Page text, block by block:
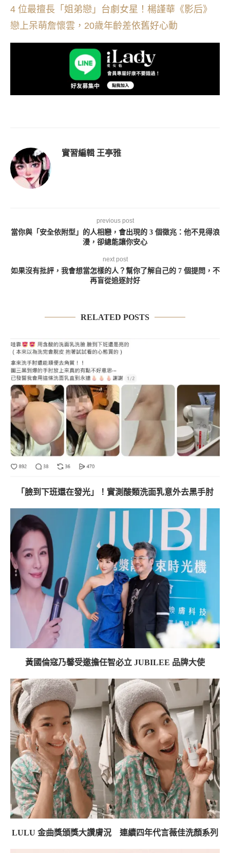
4 位最擅長「姐弟戀」台劇女星！楊謹華《影后》
戀上呆萌詹懷雲，20歲年齡差依舊好心動
實習編輯 王亭雅
previous post
當你與「安全依附型」的人相戀，會出現的 3 個徵兆：他不見得浪
漫，卻總能讓你安心
next post
如果沒有批評，我會想當怎樣的人？幫你了解自己的 7 個提問，不
再盲從追逐討好
RELATED POSTS
「臉到下班還在發光」！實測酸類洗面乳意外去黑手肘
黃國倫寇乃馨受邀擔任智必立 JUBILEE 品牌大使
LULU 金曲獎頒獎大讚膚況 連續四年代言薇佳洗顏系列